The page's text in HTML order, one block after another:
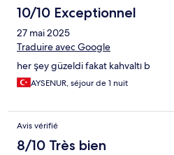
10/10 Exceptionnel
27 mai 2025
Traduire avec Google
her şey güzeldi fakat kahvaltı b
AYSENUR, séjour de 1 nuit
Avis vérifié
8/10 Très bien